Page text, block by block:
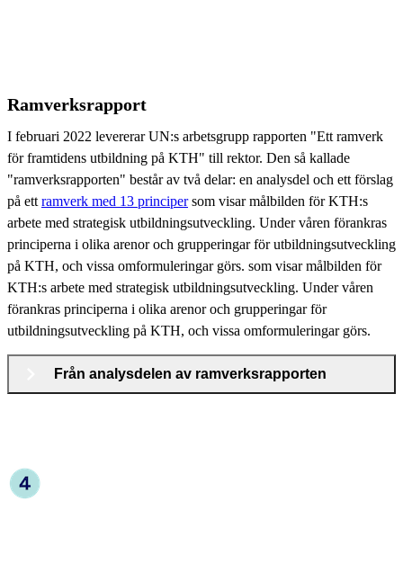
Ramverksrapport
I februari 2022 levererar UN:s arbetsgrupp rapporten "Ett ramverk
för framtidens utbildning på KTH" till rektor. Den så kallade
"ramverksrapporten" består av två delar: en analysdel och ett förslag
på ett ramverk med 13 principersom visar målbilden för KTH:s
arbete med strategisk utbildningsutveckling. Under våren förankras
principerna i olika arenor och grupperingar för utbildningsutveckling
på KTH, och vissa omformuleringar görs. som visar målbilden för
KTH:s arbete med strategisk utbildningsutveckling. Under våren
förankras principerna i olika arenor och grupperingar för
utbildningsutveckling på KTH, och vissa omformuleringar görs.
Från analysdelen av ramverksrapporten